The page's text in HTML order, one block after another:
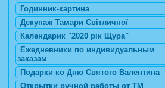
Годинник-картина
Декупаж Тамари Світличної
Календарик "2020 рік Щура"
Ежедневники по индивидуальным
заказам
Подарки ко Дню Святого Валентина
Открытки ручной работы от ТМ